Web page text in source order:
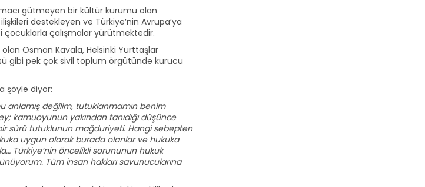
gütmeyen bir kültür kurumu olan
destekleyen ve Türkiye’nin Avrupa’ya
çocuklarla çalışmalar yürütmektedir.
Osman Kavala, Helsinki Yurttaşlar
gibi pek çok sivil toplum örgütünde kurucu
şöyle diyor:
anlamış değilim, tutuklanmamın benim
kamuoyunun yakından tanıdığı düşünce
sürü tutuklunun mağduriyeti. Hangi sebepten
uygun olarak burada olanlar ve hukuka
Türkiye’nin öncelikli sorununun hukuk
Tüm insan hakları savunucularına